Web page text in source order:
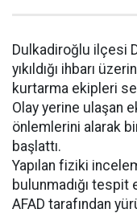
Dulkadiroğlu ilçesi
yıkıldığı ihbarı
kurtarma ekipleri
Olay yerine ulaşan
önlemlerini alarak
başlattı.
Yapılan fiziki
bulunmadığı tespit
AFAD tarafından